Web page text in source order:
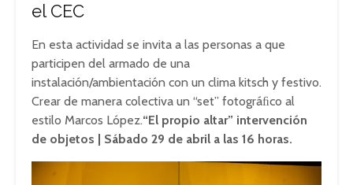
el CEC
En esta actividad se invita a las personas a que
participen del armado de una
instalación/ambientación con un clima kitsch y festivo.
Crear de manera colectiva un “set” fotográﬁco al
estilo Marcos López.“El propio altar” intervención
de objetos | Sábado 29 de abril a las 16 horas.